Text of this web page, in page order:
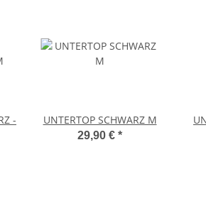
-
UNTERTOP SCHWARZ M
29,90 € *